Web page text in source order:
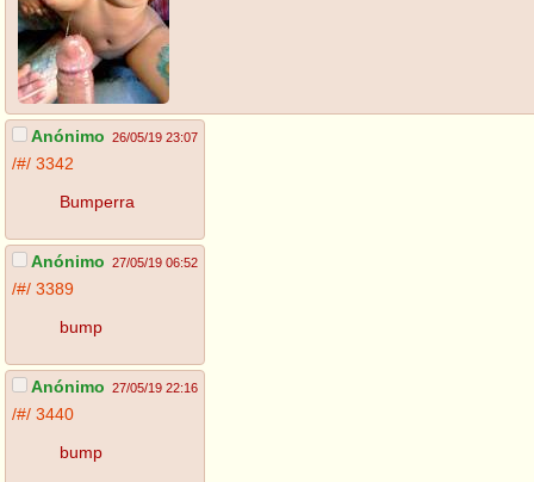
Anónimo 26/05/19 23:07
/#/ 3342
Bumperra
Anónimo 27/05/19 06:52
/#/ 3389
bump
Anónimo 27/05/19 22:16
/#/ 3440
bump